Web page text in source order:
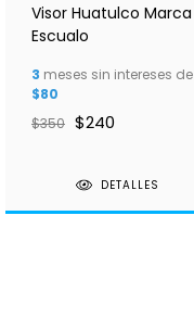
Visor Huatulco Marca
Escualo
3 meses sin intereses de
$80
$350 $240
DETALLES